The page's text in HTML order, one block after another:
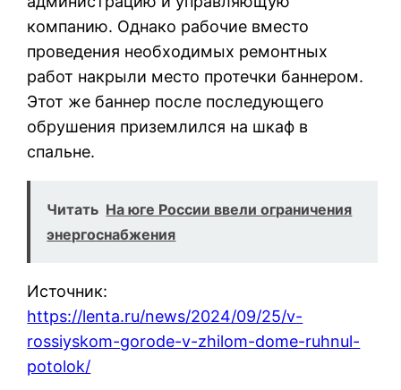
компанию. Однако рабочие вместо
проведения необходимых ремонтных
работ накрыли место протечки баннером.
Этот же баннер после последующего
обрушения приземлился на шкаф в
спальне.
Читать На юге России ввели ограничения
энергоснабжения
Источник:
https://lenta.ru/news/2024/09/25/v-
rossiyskom-gorode-v-zhilom-dome-ruhnul-
potolok/